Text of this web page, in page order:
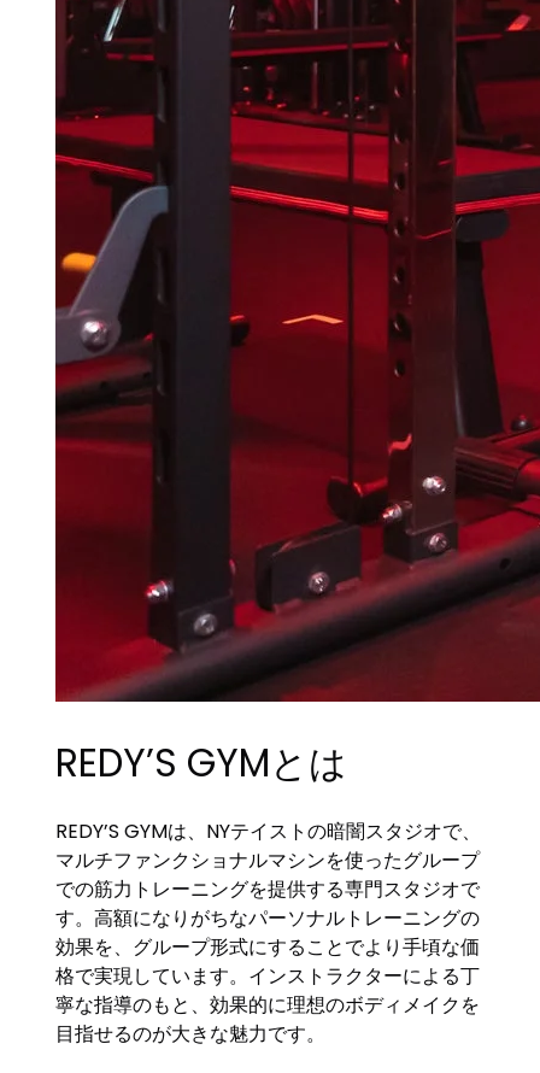
REDY’S GYMとは
REDY’S GYMは、NYテイストの暗闇スタジオで、
マルチファンクショナルマシンを使ったグループ
での筋力トレーニングを提供する専門スタジオで
す。高額になりがちなパーソナルトレーニングの
効果を、グループ形式にすることでより手頃な価
格で実現しています。インストラクターによる丁
寧な指導のもと、効果的に理想のボディメイクを
目指せるのが大きな魅力です。